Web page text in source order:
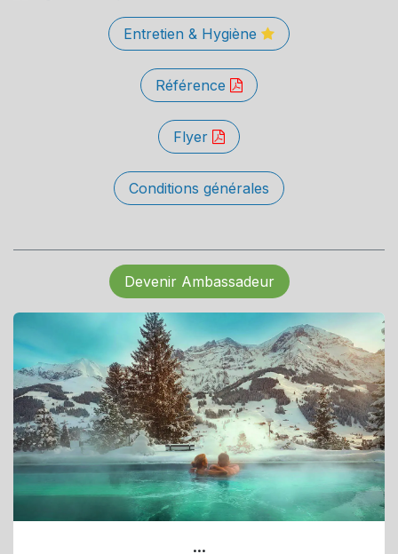
Entretien & Hygiène
Référence
Flyer
Conditions générales
Devenir Ambassadeur
...